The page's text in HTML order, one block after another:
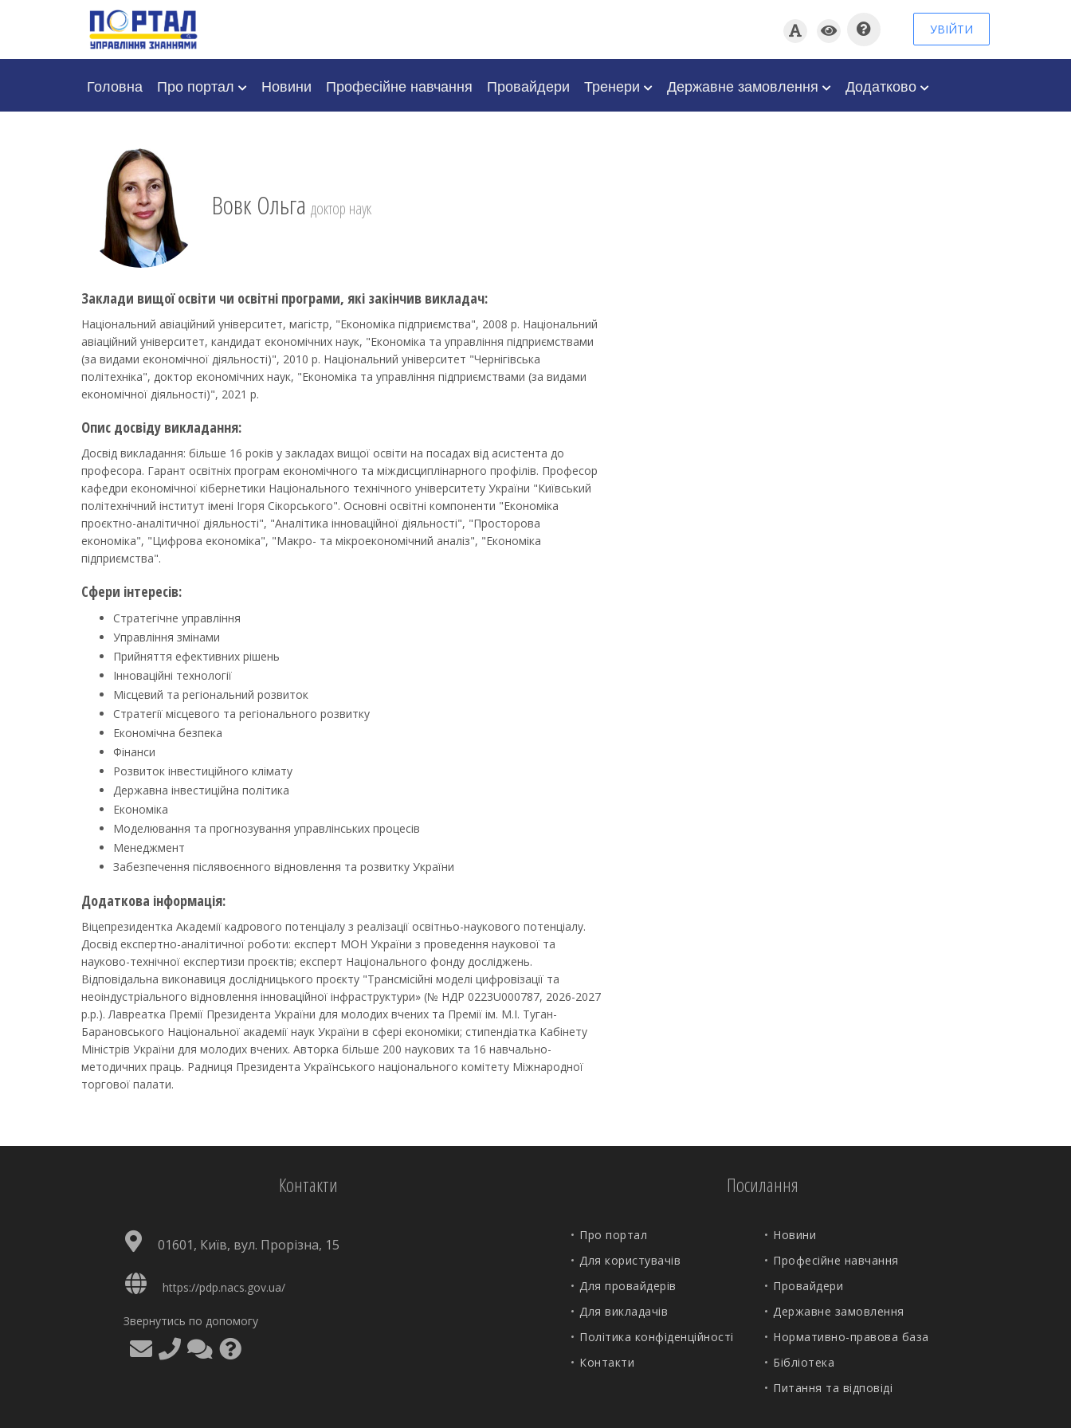
УВІЙТИ
Головна Про портал Новини Професійне навчання Провайдери Тренери Державне замовлення Додатково
Вовк Ольга доктор наук
Заклади вищої освіти чи освітні програми, які закінчив викладач:
Національний авіаційний університет, магістр, "Економіка підприємства", 2008 р. Національний
авіаційний університет, кандидат економічних наук, "Економіка та управління підприємствами
(за видами економічної діяльності)", 2010 р. Національний університет "Чернігівська
політехніка", доктор економічних наук, "Економіка та управління підприємствами (за видами
економічної діяльності)", 2021 р.
Опис досвіду викладання:
Досвід викладання: більше 16 років у закладах вищої освіти на посадах від асистента до
професора. Гарант освітніх програм економічного та міждисциплінарного профілів. Професор
кафедри економічної кібернетики Національного технічного університету України "Київський
політехнічний інститут імені Ігоря Сікорського". Основні освітні компоненти "Економіка
проєктно-аналітичної діяльності", "Аналітика інноваційної діяльності", "Просторова
економіка", "Цифрова економіка", "Макро- та мікроекономічний аналіз", "Економіка
підприємства".
Сфери інтересів:
Стратегічне управління
Управління змінами
Прийняття ефективних рішень
Інноваційні технології
Місцевий та регіональний розвиток
Стратегії місцевого та регіонального розвитку
Економічна безпека
Фінанси
Розвиток інвестиційного клімату
Державна інвестиційна політика
Економіка
Моделювання та прогнозування управлінських процесів
Менеджмент
Забезпечення післявоєнного відновлення та розвитку України
Додаткова інформація:
Віцепрезидентка Академії кадрового потенціалу з реалізації освітньо-наукового потенціалу.
Досвід експертно-аналітичної роботи: експерт МОН України з проведення наукової та
науково-технічної експертизи проєктів; експерт Національного фонду досліджень.
Відповідальна виконавиця дослідницького проєкту "Трансмісійні моделі цифровізації та
неоіндустріального відновлення інноваційної інфраструктури» (№ НДР 0223U000787, 2026-2027
р.р.). Лавреатка Премії Президента України для молодих вчених та Премії ім. М.І. Туган-
Барановського Національної академії наук України в сфері економіки; стипендіатка Кабінету
Міністрів України для молодих вчених. Авторка більше 200 наукових та 16 навчально-
методичних праць. Радниця Президента Українського національного комітету Міжнародної
торгової палати.
Контакти
01601, Київ, вул. Прорізна, 15
https://pdp.nacs.gov.ua/
Звернутись по допомогу
Посилання
Про портал
Для користувачів
Для провайдерів
Для викладачів
Політика конфіденційності
Контакти
Новини
Професійне навчання
Провайдери
Державне замовлення
Нормативно-правова база
Бібліотека
Питання та відповіді